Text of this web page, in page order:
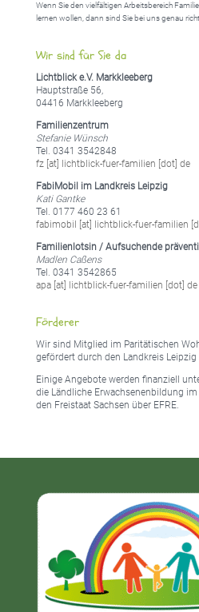
Wenn Sie den vielfältigen Arbeitsbereich
lernen wollen, dann sind Sie bei uns genau
Wir sind für Sie da
Lichtblick e.V. Markkleeberg
Hauptstraße 56,
04416 Markkleeberg
Familienzentrum
Stefanie Wünsch
Tel. 0341 3542848
fz [at] lichtblick-fuer-familien [dot] de
FabiMobil im Landkreis Leipzig
Kati Gantke
Tel. 0177 460 23 61
fabimobil [at] lichtblick-fuer-familien
Familienlotsin / Aufsuchende
Madlen Caßens
Tel. 0341 3542865
apa [at] lichtblick-fuer-familien [dot] de
Förderer
Wir sind Mitglied im Paritätischen
gefördert durch den Landkreis
Einige Angebote werden finanziell
die Ländliche Erwachsenenbildung im
den Freistaat Sachsen über EFRE.